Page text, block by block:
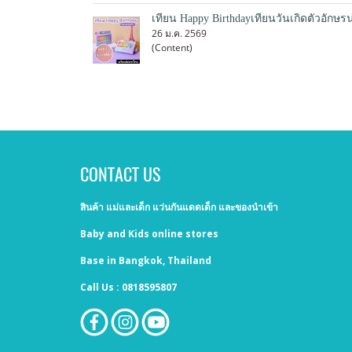
เทียน Happy Birthdayเทียนวันเกิดตัวอักษร
26 ม.ค. 2569
(Content)
CONTACT US
สินค้า แม่และเด็ก แว่นกันแดดเด็ก และของนำเข้า
Baby and Kids online stores
Base in Bangkok, Thailand
Call Us : 0818595807